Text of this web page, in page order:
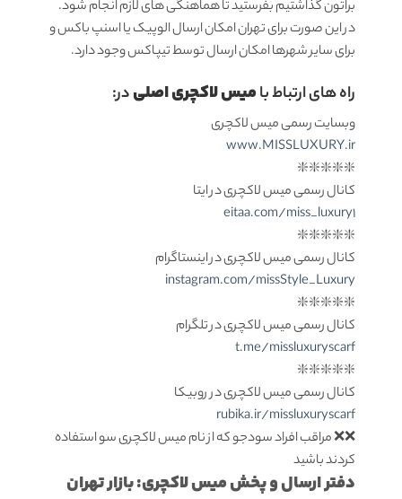
براتون گذاشتیم بفرستید تا هماهنگی های لازم انجام شود.
در این صورت برای تهران امکان ارسال الوپیک یا اسنپ باکس و
برای سایر شهرها امکان ارسال توسط تیپاکس وجود دارد.
راه های ارتباط بامیس لاکچری اصلیدر:
وبسایت رسمی میس لاکچری
www.MISSLUXURY.ir
❇️❇️❇️❇️❇️
کانال رسمی میس لاکچری در ایتا
eitaa.com/miss_luxury1
❇️❇️❇️❇️❇️
کانال رسمی میس لاکچری در اینستاگرام
instagram.com/missStyle_Luxury
❇️❇️❇️❇️❇️
کانال رسمی میس لاکچری در تلگرام
t.me/missluxuryscarf
❇️❇️❇️❇️❇️
کانال رسمی میس لاکچری در روبیکا
rubika.ir/missluxuryscarf
❌❌ مراقب افراد سودجو که از نام میس لاکچری سو استفاده
کردند باشید
دفتر ارسال و پخش میس لاکچری: بازار تهران